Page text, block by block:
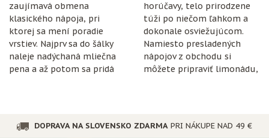
zaujímavá obmena
klasického nápoja, pri
ktorej sa mení poradie
vrstiev. Najprv sa do šálky
naleje nadýchaná mliečna
pena a až potom sa pridá
horúčavy, telo prirodzene
túži po niečom ľahkom a
dokonale osviežujúcom.
Namiesto presladených
nápojov z obchodu si
môžete pripraviť limonádu,
DOPRAVA NA SLOVENSKO ZDARMA PRI NÁKUPE NAD 49 €